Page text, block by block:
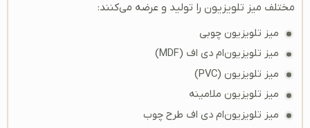
مختلف میز تلویزیون را تولید و عرضه می‌کنند:
میز تلویزیون چوبی
میز تلویزیون‌ام دی اف (MDF)
میز تلویزیون (PVC)
میز تلویزیون ملامینه
میز تلویزیون‌ام دی اف طرح چوب